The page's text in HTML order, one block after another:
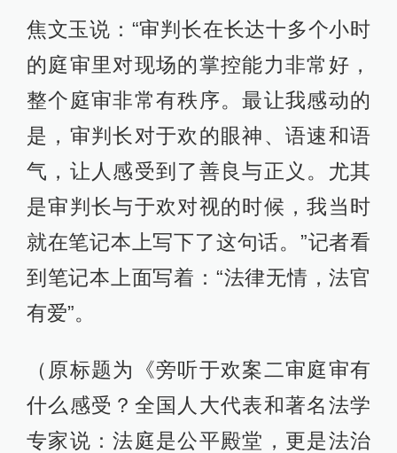
焦文玉说：“审判长在长达十多个小时
的庭审里对现场的掌控能力非常好，
整个庭审非常有秩序。最让我感动的
是，审判长对于欢的眼神、语速和语
气，让人感受到了善良与正义。尤其
是审判长与于欢对视的时候，我当时
就在笔记本上写下了这句话。”记者看
到笔记本上面写着：“法律无情，法官
有爱”。
（原标题为《旁听于欢案二审庭审有
什么感受？全国人大代表和著名法学
专家说：法庭是公平殿堂，更是法治